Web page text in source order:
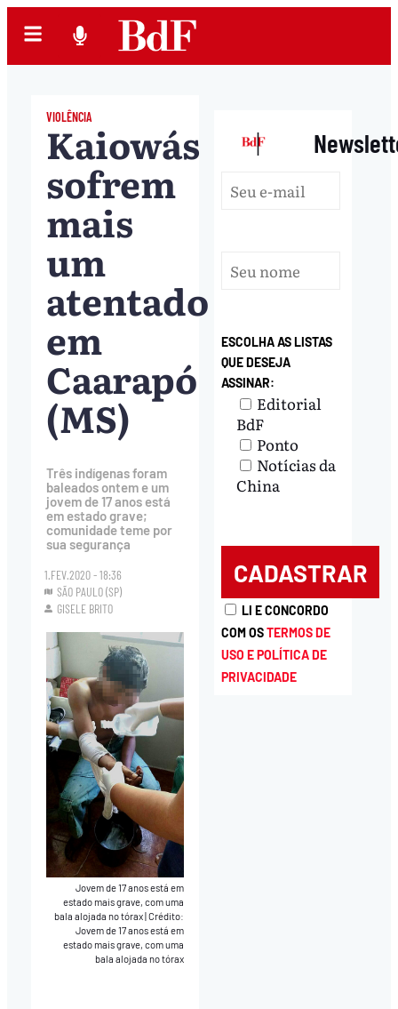
VIOLÊNCIA
Kaiowás
sofrem
mais
um
atentado
em
Caarapó
(MS)
Três indígenas foram
baleados ontem e um
jovem de 17 anos está
em estado grave;
comunidade teme por
sua segurança
1.FEV.2020 - 18:36
SÃO PAULO (SP)
GISELE BRITO
Jovem de 17 anos está em
estado mais grave, com uma
bala alojada no tórax Crédito:
Jovem de 17 anos está em
estado mais grave, com uma
bala alojada no tórax
|
ESCOLHA AS LISTAS
QUE DESEJA
ASSINAR:
Editorial
BdF
Ponto
Notícias da
China
LI E CONCORDO
COM OSTERMOS DE
USO E POLÍTICA DE
PRIVACIDADE